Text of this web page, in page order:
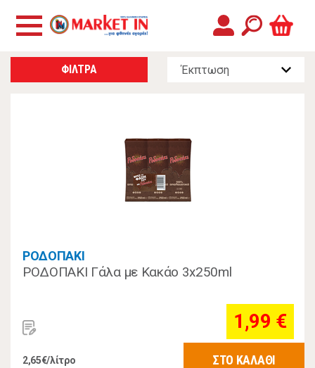
ΦΙΛΤΡΑ
ΡΟΔΟΠΑΚΙ
ΡΟΔΟΠΑΚΙ Γάλα με Κακάο 3x250ml
1,99 €
2,65€/λίτρο ΣΤΟ ΚΑΛΑΘΙ